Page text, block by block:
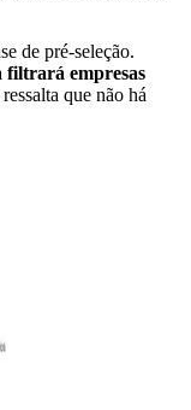
de pré-seleção.
filtrará empresas
que não há